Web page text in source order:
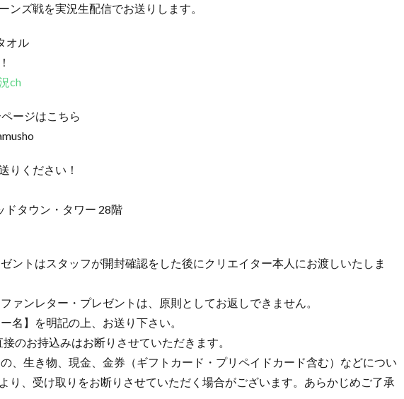
ンズ戦を実況生配信でお送りします。
オル
ch
ージはこちら
りください！
ドタウン・タワー 28階
ントはスタッフが開封確認をした後にクリエイター本人にお渡しいたしま
ァンレター・プレゼントは、原則としてお返しできません。
名】を明記の上、お送り下さい。
のお持込みはお断りさせていただきます。
、生き物、現金、金券（ギフトカード・プリペイドカード含む）などについ
り、受け取りをお断りさせていただく場合がございます。あらかじめご了承